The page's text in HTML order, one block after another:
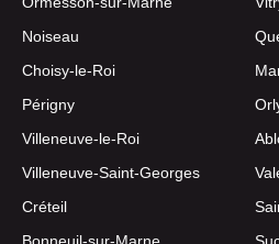
Noiseau
Choisy-le-Roi
Périgny
Villeneuve-le-Roi
Villeneuve-Saint-Georges
Créteil